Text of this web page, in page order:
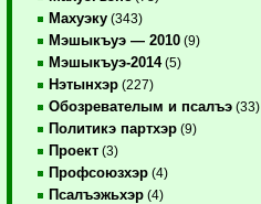
Махуэку (343)
Мэшыкъуэ — 2010 (9)
Мэшыкъуэ-2014(5)
Нэтынхэр (227)
Обозревателым и псалъэ (33)
Политикэ партхэр (9)
Проект (3)
Профсоюзхэр (4)
Псалъэжьхэр (4)